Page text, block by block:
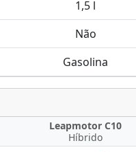
1,5 l
Não
Gasolina
Leapmotor C10
Híbrido